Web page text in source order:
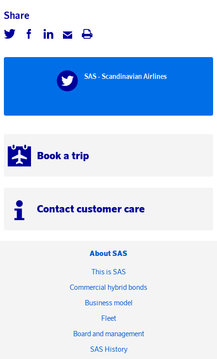
Book a trip
Contact customer care
Share
SAS - Scandinavian Airlines
About SAS
This is SAS
Commercial hybrid bonds
Business model
Fleet
Board and management
SAS History